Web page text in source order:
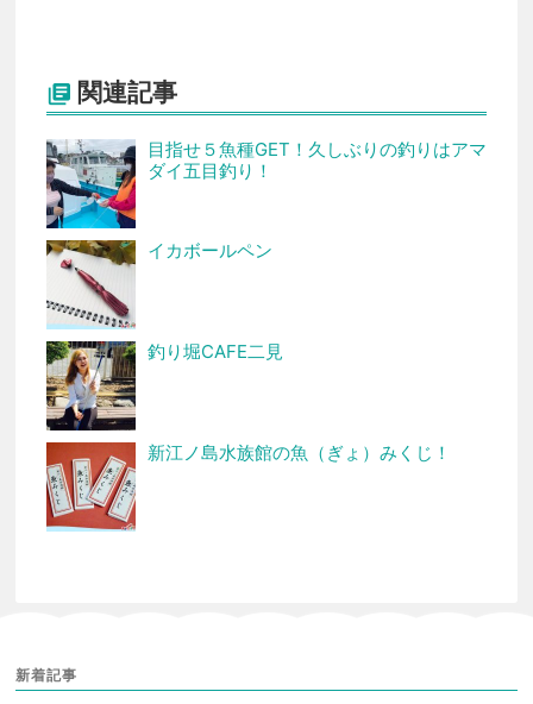
 関連記事
目指せ５魚種GET！久しぶりの釣りはアマ
ダイ五目釣り！
イカボールペン
釣り堀CAFE二見
新江ノ島水族館の魚（ぎょ）みくじ！
新着記事